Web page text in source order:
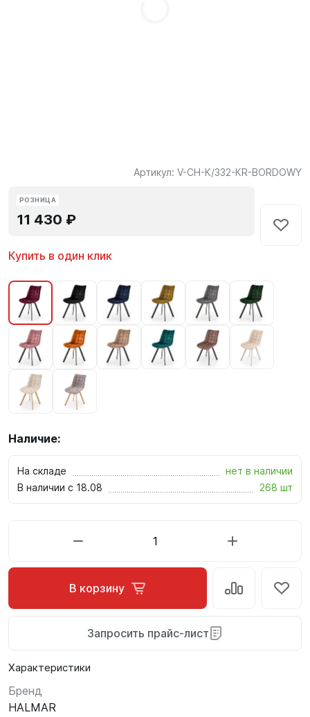
Характеристики
Бренд
HALMAR
Артикул: V-CH-K/332-KR-BORDOWY
РОЗНИЦА
11 430 ₽
Купить в один клик
Наличие:
На складе
нет в наличии
В наличии с 18.08
268 шт
В корзину
Запросить прайс-лист